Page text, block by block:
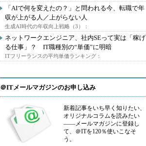
「AIで何を変えたの？」と問われる今、転職で年
収が上がる人／上がらない人
生成AI時代の年収向上戦略（3）：
ネットワークエンジニア、社内SEって実は「稼げ
る仕事」？ IT職種別の“単価”に明暗
ITフリーランスの平均単価ランキング：
＠ITメールマガジンのお申し込み
新着記事をいち早く知りたい、
オリジナルコラムを読みたい
――メールマガジンに登録し
て、＠ITを120％使いこなそ
う。